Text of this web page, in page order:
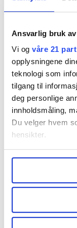
Ansvarlig bruk
Vi og våre 21
opplysningene
teknologi som
tilgang til
deg personlige
innholdsmåling,
Du velger hvem
hensikter.
Undermer info
data behandles
brukes. Du kan
samtykke fra
LO Medias
Flere